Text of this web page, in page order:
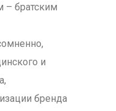
братским
и
бренда